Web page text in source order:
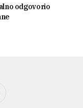
odgovorio